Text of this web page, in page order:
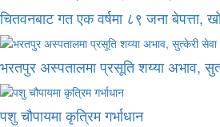
चितवनबाट गत एक वर्षमा ८९ जना बेपत्ता,
भरतपुर अस्पतालमा प्रसूति शय्या अभाव,
पशु चौपायमा कृत्रिम गर्भाधान